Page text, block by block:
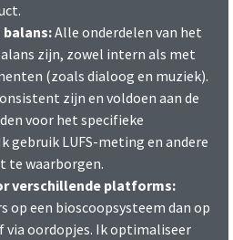
balans:Alle onderdelen van het
zijn, zowel intern als met
(zoals dialoog en muziek).
zijn en voldoen aan de
voor het specifieke
gebruik LUFS-meting en andere
te waarborgen.
verschillende platforms:
op een bioscoopsysteem dan op
via oordopjes. Ik optimaliseer